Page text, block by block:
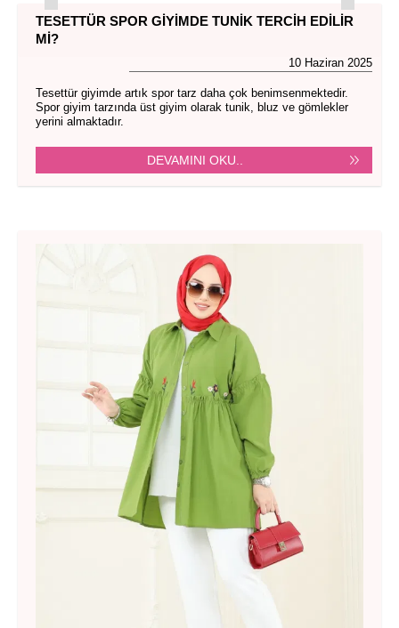
TESETTÜR SPOR GIYIMDE TUNIK TERCIH EDILIR
MI?
10 Haziran 2025
Tesettür giyimde artık spor tarz daha çok benimsenmektedir.
Spor giyim tarzında üst giyim olarak tunik, bluz ve gömlekler
yerini almaktadır.
DEVAMINI OKU..